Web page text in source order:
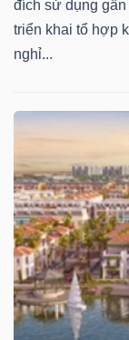
đích sử dụng
triển khai tổ hợp
nghỉ...